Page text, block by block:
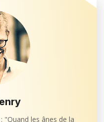
"Quand les ânes de la